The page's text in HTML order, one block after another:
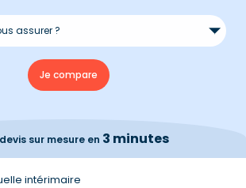
sur mesure en 3 minutes
intérimaire